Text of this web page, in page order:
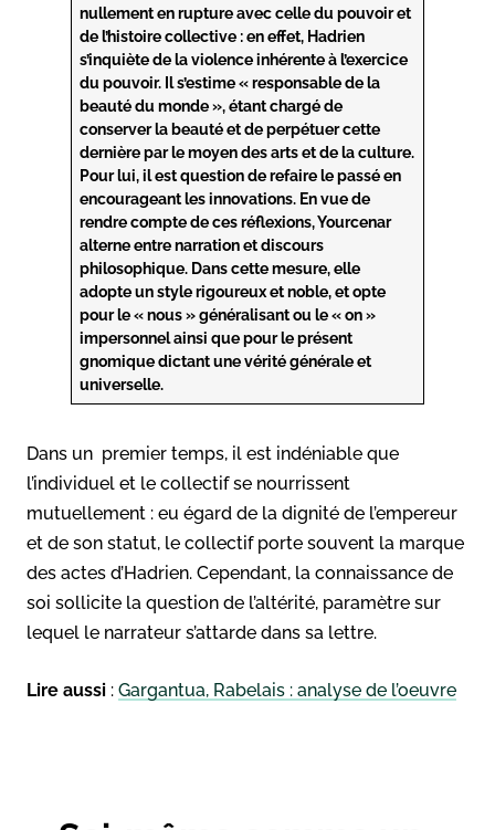
nullement en rupture avec celle du pouvoir et
de l’histoire collective : en effet, Hadrien
s’inquiète de la violence inhérente à l’exercice
du pouvoir. Il s’estime « responsable de la
beauté du monde », étant chargé de
conserver la beauté et de perpétuer cette
dernière par le moyen des arts et de la culture.
Pour lui, il est question de refaire le passé en
encourageant les innovations. En vue de
rendre compte de ces réflexions, Yourcenar
alterne entre narration et discours
philosophique. Dans cette mesure, elle
adopte un style rigoureux et noble, et opte
pour le « nous » généralisant ou le « on »
impersonnel ainsi que pour le présent
gnomique dictant une vérité générale et
universelle.
Dans un premier temps, il est indéniable que
l’individuel et le collectif se nourrissent
mutuellement : eu égard de la dignité de l’empereur
et de son statut, le collectif porte souvent la marque
des actes d’Hadrien. Cependant, la connaissance de
soi sollicite la question de l’altérité, paramètre sur
lequel le narrateur s’attarde dans sa lettre.
Lire aussi : Gargantua, Rabelais : analyse de l’oeuvre